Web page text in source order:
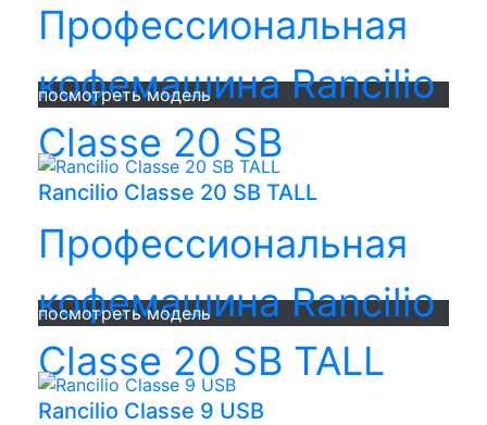
Профессиональная
кофемашина Rancilio
Classe 20 SB
посмотреть модель
Rancilio Classe 20 SB TALL
Профессиональная
кофемашина Rancilio
Classe 20 SB TALL
посмотреть модель
Rancilio Classe 9 USB